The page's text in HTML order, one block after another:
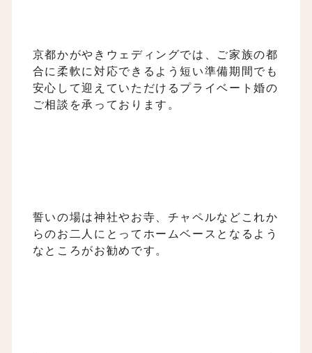
京都かがやきウェディングでは、ご家族の都
合に柔軟に対応できるよう短い準備期間でも
安心して迎えていただけるプライベート婚の
ご相談を承っております。
誓いの場は神社やお寺、チャペルなどこれか
らのお二人にとってホームベースとなるよう
なところがお勧めです。